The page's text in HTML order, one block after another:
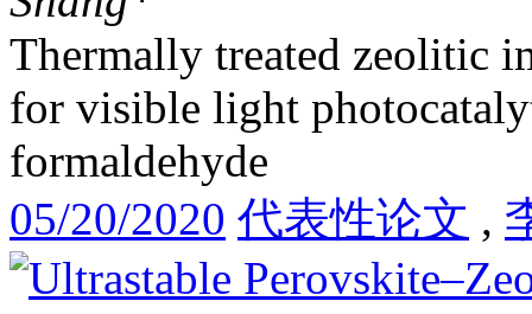
Thermally treated zeolitic
for visible light
formaldehyde
05/20/2020 代表性论文 ,